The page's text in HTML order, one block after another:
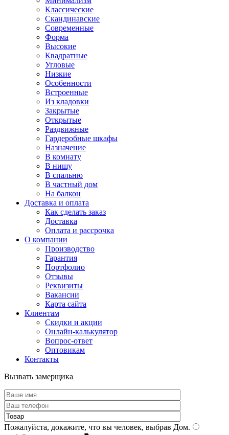
Классические
Скандинавские
Современные
Форма
Высокие
Квадратные
Угловые
Низкие
Особенности
Встроенные
Из кладовки
Закрытые
Открытые
Раздвижные
Гардеробные шкафы
Назначение
В комнату
В нишу
В спальню
В частный дом
На балкон
Доставка и оплата
Как сделать заказ
Доставка
Оплата и рассрочка
О компании
Производство
Гарантия
Портфолио
Отзывы
Реквизиты
Вакансии
Карта сайта
Клиентам
Скидки и акции
Онлайн-калькулятор
Вопрос-ответ
Оптовикам
Контакты
Вызвать замерщика
Пожалуйста, докажите, что вы человек, выбрав Дом.